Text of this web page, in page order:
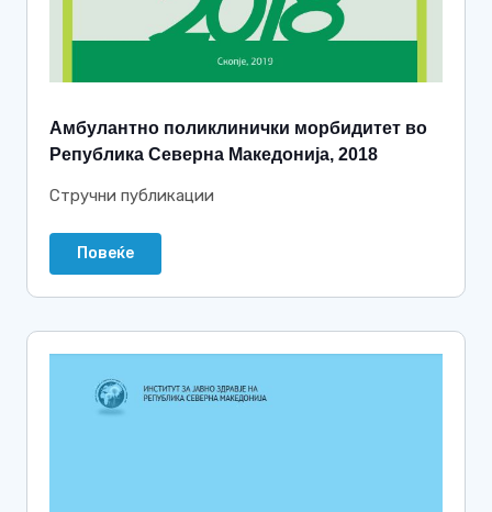
Амбулантно поликлинички морбидитет во
Република Северна Македонија, 2018
Стручни публикации
Повеќе